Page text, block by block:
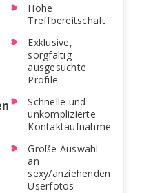
Hohe
Treffbereitschaft
Exklusive,
sorgfältig
ausgesuchte
Profile
Schnelle und
unkomplizierte
Kontaktaufnahme
Große Auswahl
an
sexy/anziehenden
Userfotos